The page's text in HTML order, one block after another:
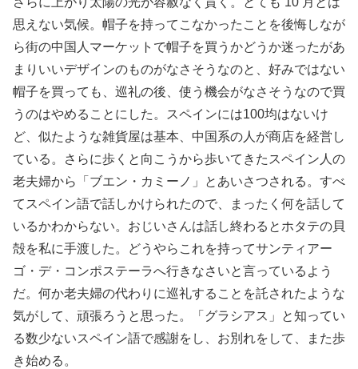
思えない気候。帽子を持ってこなかったことを後悔しなが
ら街の中国人マーケットで帽子を買うかどうか迷ったがあ
まりいいデザインのものがなさそうなのと、好みではない
帽子を買っても、巡礼の後、使う機会がなさそうなので買
うのはやめることにした。スペインには100均はないけ
ど、似たような雑貨屋は基本、中国系の人が商店を経営し
ている。さらに歩くと向こうから歩いてきたスペイン人の
老夫婦から「ブエン・カミーノ」とあいさつされる。すべ
てスペイン語で話しかけられたので、まったく何を話して
いるかわからない。おじいさんは話し終わるとホタテの貝
殻を私に手渡した。どうやらこれを持ってサンティアー
ゴ・デ・コンポステーラへ行きなさいと言っているよう
だ。何か老夫婦の代わりに巡礼することを託されたような
気がして、頑張ろうと思った。「グラシアス」と知ってい
る数少ないスペイン語で感謝をし、お別れをして、また歩
き始める。